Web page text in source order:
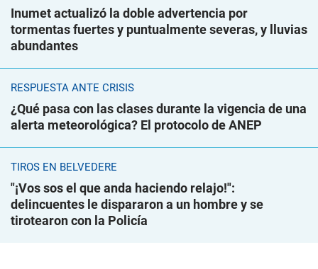
Inumet actualizó la doble advertencia por
tormentas fuertes y puntualmente severas, y lluvias
abundantes
RESPUESTA ANTE CRISIS
¿Qué pasa con las clases durante la vigencia de una
alerta meteorológica? El protocolo de ANEP
TIROS EN BELVEDERE
"¡Vos sos el que anda haciendo relajo!":
delincuentes le dispararon a un hombre y se
tirotearon con la Policía